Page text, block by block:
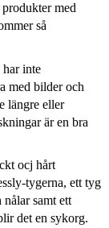
med
så
har inte
med bilder och
längre eller
är en bra
ocj hårt
tygerna, ett tyg
samt ett
det en sykorg.